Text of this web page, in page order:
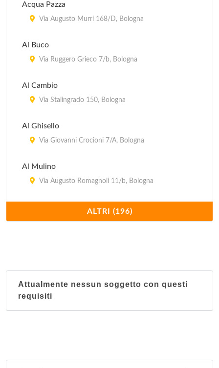
Acqua Pazza
Via Augusto Murri 168/D, Bologna
Al Buco
Via Ruggero Grieco 7/b, Bologna
Al Cambio
Via Stalingrado 150, Bologna
Al Ghisello
Via Giovanni Crocioni 7/A, Bologna
Al Mulino
Via Augusto Romagnoli 11/b, Bologna
via Andrea Costa 114, Bologna
Alle Due Porte
ALTRI (196)
Attualmente nessun soggetto con questi
requisiti